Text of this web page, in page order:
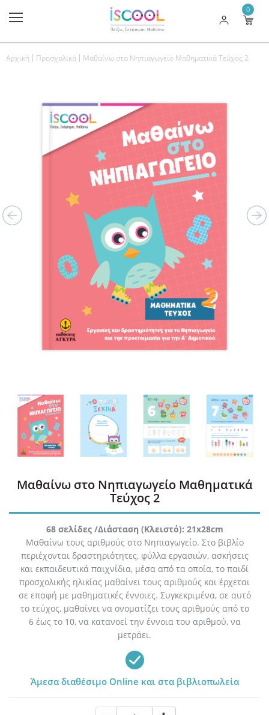
0
Αρχική Προσχολικά Μαθαίνω στο Νηπιαγωγείο Μαθηματικά Τεύχος 2
Μαθαίνω στο Νηπιαγωγείο Μαθηματικά
Τεύχος 2
68 σελίδες /Διάσταση (Κλειστό): 21x28cm
Μαθαίνω τους αριθμούς στο Νηπιαγωγείο. Στο βιβλίο
περιέχονται δραστηριότητες, φύλλα εργασιών, ασκήσεις
και εκπαιδευτικά παιχνίδια, μέσα από τα οποία, το παιδί
προσχολικής ηλικίας μαθαίνει τους αριθμούς και έρχεται
σε επαφή με μαθηματικές έννοιες. Συγκεκριμένα, σε αυτό
το τεύχος, μαθαίνει να ονοματίζει τους αριθμούς από το
6 έως το 10, να κατανοεί την έννοια του αριθμού, να
μετράει.
Άμεσα διαθέσιμο Online και στα βιβλιοπωλεία